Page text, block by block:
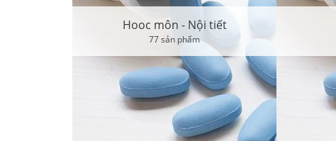
Hooc môn - Nội tiết
77 sản phẩm